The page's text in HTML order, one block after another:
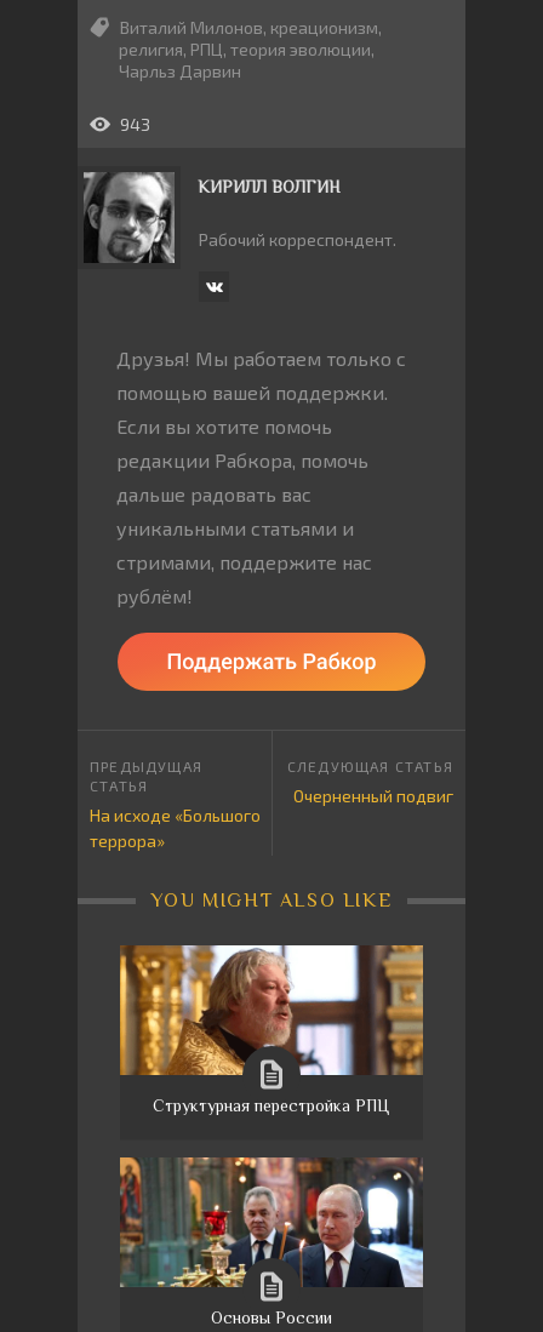
Виталий Милонов, креационизм,
религия, РПЦ, теория эволюции,
Чарльз Дарвин
943
КИРИЛЛ ВОЛГИН
Рабочий корреспондент.
Друзья! Мы работаем только с
помощью вашей поддержки.
Если вы хотите помочь
редакции Рабкора, помочь
дальше радовать вас
уникальными статьями и
стримами, поддержите нас
рублём!
На исходе «Большого
террора»
Очерненный подвиг
YOU MIGHT ALSO LIKE
Структурная перестройка РПЦ
Основы России